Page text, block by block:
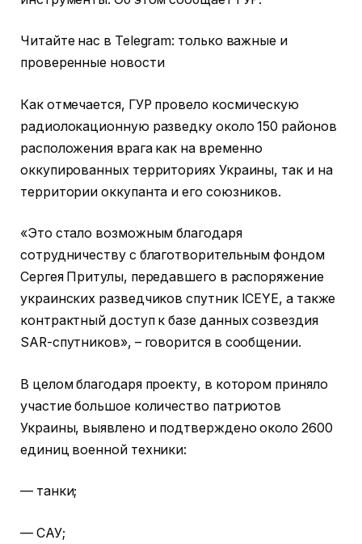
Читайте нас в Telegram: только важные и
проверенные новости
Как отмечается, ГУР провело космическую
радиолокационную разведку около 150 районов
расположения врага как на временно
оккупированных территориях Украины, так и на
территории оккупанта и его союзников.
«Это стало возможным благодаря
сотрудничеству с благотворительным фондом
Сергея Притулы, передавшего в распоряжение
украинских разведчиков спутник ICEYE, а также
контрактный доступ к базе данных созвездия
SAR-спутников», – говорится в сообщении.
В целом благодаря проекту, в котором приняло
участие большое количество патриотов
Украины, выявлено и подтверждено около 2600
единиц военной техники:
— танки;
— САУ;